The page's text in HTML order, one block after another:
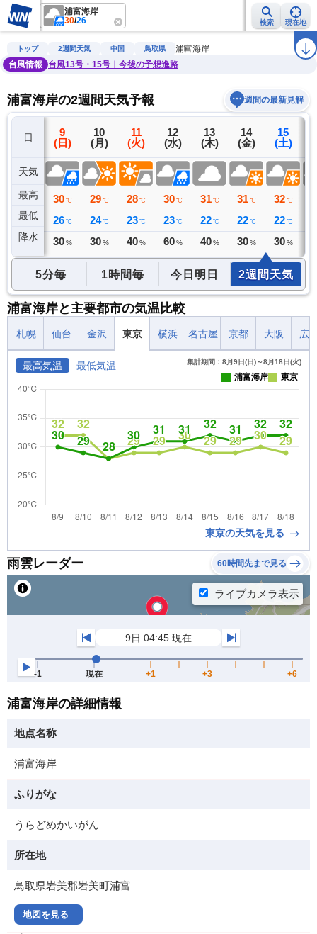
浦富海岸
30/26 検索 現在地
雨雲レーダー 台風情報 地震情報 警報・注意報 ラ
トップ 2週間天気 中国 鳥取県
浦富海岸
台風情報
台風13号・15号｜今後の予想進路
浦富海岸の2週間天気予報 週間の最新見解
日
天気
最高
最低
降水
8
(土)
33 ℃
26 ℃
0 ミリ
9
(日)
30 ℃
26 ℃
30 %
10
(月)
29 ℃
24 ℃
30 %
11
(火)
28 ℃
23 ℃
40 %
12
(水)
30 ℃
23 ℃
60 %
13
(木)
31 ℃
22 ℃
40 %
14
(金)
31 ℃
22 ℃
30 %
15
(土)
32 ℃
22 ℃
30 %
5分毎 1時間毎 今日明日 2週間天気
浦富海岸と主要都市の気温比較
札幌 仙台 金沢 東京 横浜 名古屋 京都 大阪 広
最高気温 最低気温 集計期間：8月9日(日)～8月18日(火)
浦富海岸 東京
東京の天気を見る
雨雲レーダー 60時間先まで見る
浦富海岸の詳細情報
地点名称
浦富海岸
ふりがな
うらどめかいがん
所在地
鳥取県岩美郡岩美町浦富
地図を見る